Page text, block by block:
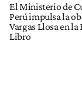
El Ministerio de
Perú impulsa la
Vargas Llosa en la
Libro